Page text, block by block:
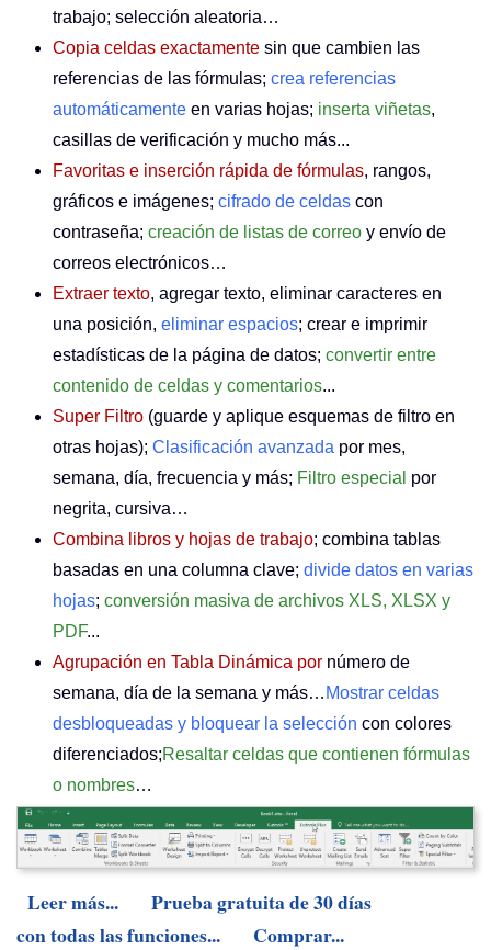
trabajo; selección aleatoria…
Copia celdas exactamente sin que cambien las
referencias de las fórmulas; crea referencias
automáticamente en varias hojas; inserta viñetas,
casillas de verificación y mucho más...
Favoritas e inserción rápida de fórmulas, rangos,
gráficos e imágenes; cifrado de celdas con
contraseña; creación de listas de correo y envío de
correos electrónicos…
Extraer texto, agregar texto, eliminar caracteres en
una posición, eliminar espacios; crear e imprimir
estadísticas de la página de datos; convertir entre
contenido de celdas y comentarios...
Super Filtro (guarde y aplique esquemas de filtro en
otras hojas); Clasificación avanzada por mes,
semana, día, frecuencia y más; Filtro especial por
negrita, cursiva…
Combina libros y hojas de trabajo; combina tablas
basadas en una columna clave; divide datos en varias
hojas; conversión masiva de archivos XLS, XLSX y
PDF...
Agrupación en Tabla Dinámica por número de
semana, día de la semana y más… Mostrar celdas
desbloqueadas y bloquear la selección con colores
diferenciados;Resaltar celdas que contienen fórmulas
o nombres…
Leer más...
Prueba gratuita de 30 días
con todas las funciones...
Comprar...